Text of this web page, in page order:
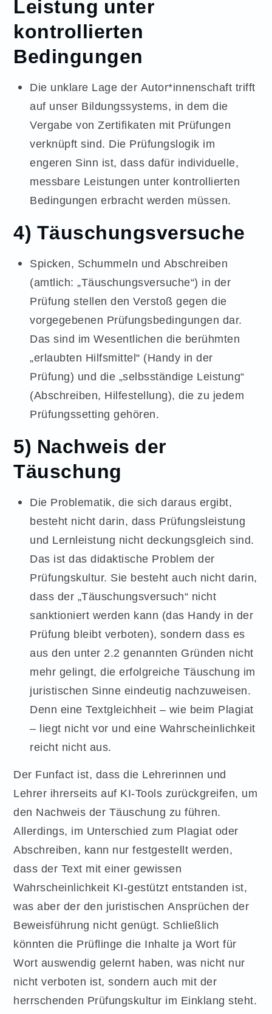
Leistung unter
kontrollierten
Bedingungen
Die unklare Lage der Autor*innenschaft trifft
auf unser Bildungssystems, in dem die
Vergabe von Zertifikaten mit Prüfungen
verknüpft sind. Die Prüfungslogik im
engeren Sinn ist, dass dafür individuelle,
messbare Leistungen unter kontrollierten
Bedingungen erbracht werden müssen.
4) Täuschungsversuche
Spicken, Schummeln und Abschreiben
(amtlich: „Täuschungsversuche“) in der
Prüfung stellen den Verstoß gegen die
vorgegebenen Prüfungsbedingungen dar.
Das sind im Wesentlichen die berühmten
„erlaubten Hilfsmittel“ (Handy in der
Prüfung) und die „selbsständige Leistung“
(Abschreiben, Hilfestellung), die zu jedem
Prüfungssetting gehören.
5) Nachweis der
Täuschung
Die Problematik, die sich daraus ergibt,
besteht nicht darin, dass Prüfungsleistung
und Lernleistung nicht deckungsgleich sind.
Das ist das didaktische Problem der
Prüfungskultur. Sie besteht auch nicht darin,
dass der „Täuschungsversuch“ nicht
sanktioniert werden kann (das Handy in der
Prüfung bleibt verboten), sondern dass es
aus den unter 2.2 genannten Gründen nicht
mehr gelingt, die erfolgreiche Täuschung im
juristischen Sinne eindeutig nachzuweisen.
Denn eine Textgleichheit – wie beim Plagiat
– liegt nicht vor und eine Wahrscheinlichkeit
reicht nicht aus.
Der Funfact ist, dass die Lehrerinnen und
Lehrer ihrerseits auf KI-Tools zurückgreifen, um
den Nachweis der Täuschung zu führen.
Allerdings, im Unterschied zum Plagiat oder
Abschreiben, kann nur festgestellt werden,
dass der Text mit einer gewissen
Wahrscheinlichkeit KI-gestützt entstanden ist,
was aber der den juristischen Ansprüchen der
Beweisführung nicht genügt. Schließlich
könnten die Prüflinge die Inhalte ja Wort für
Wort auswendig gelernt haben, was nicht nur
nicht verboten ist, sondern auch mit der
herrschenden Prüfungskultur im Einklang steht.